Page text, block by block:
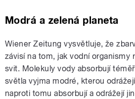
Modrá a zelená planeta
Wiener Zeitung vysvětluje, že
závisí na tom, jak vodní organismy
svit. Molekuly vody absorbují
světla vyjma modré, kterou
naproti tomu absorbují a odrážejí